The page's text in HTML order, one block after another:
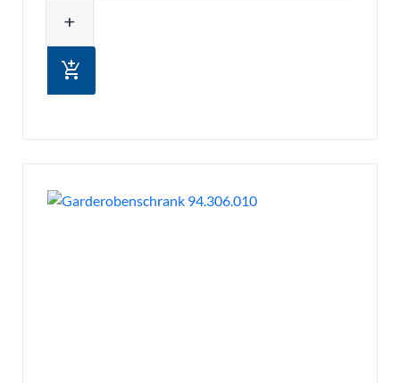
add
add_shopping_cart